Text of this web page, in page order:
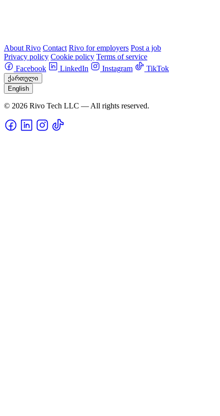
About Rivo Contact Rivo for employers Post a job
Privacy policy Cookie policy Terms of service
Facebook
LinkedIn Instagram TikTok
ქართული
English
© 2026 Rivo Tech LLC — All rights reserved.